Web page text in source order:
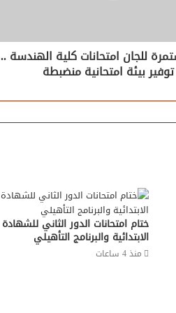
للجان امتحانات كلية الهندسة ..
بيئة امتحانية منضبطة
ختام امتحانات الدور الثاني للشهادة
الابتدائية والبرنامج التأهيلي
منذ 4 ساعات